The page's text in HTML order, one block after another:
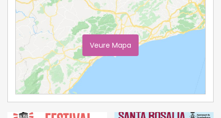
Veure Mapa